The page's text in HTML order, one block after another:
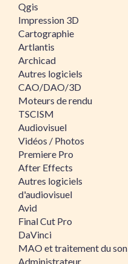
Qgis
Impression 3D
Cartographie
Artlantis
Archicad
Autres logiciels
CAO/DAO/3D
Moteurs de rendu
TSCISM
Audiovisuel
Vidéos / Photos
Premiere Pro
After Effects
Autres logiciels
d'audiovisuel
Avid
Final Cut Pro
DaVinci
MAO et traitement du son
Administrateur